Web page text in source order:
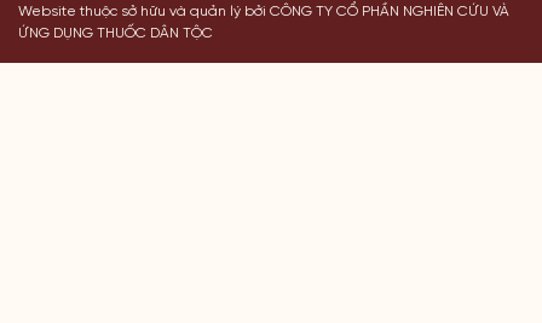
Website thuộc sở hữu và quản lý bởi CÔNG TY CỔ PHẦN NGHIÊN CỨU VÀ
ỨNG DỤNG THUỐC DÂN TỘC